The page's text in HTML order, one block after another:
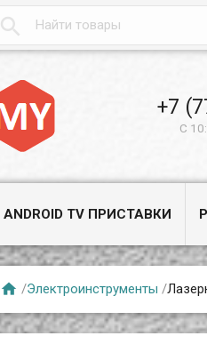

+7
С
ANDROID TV ПРИСТАВКИ
 /Электроинструменты /